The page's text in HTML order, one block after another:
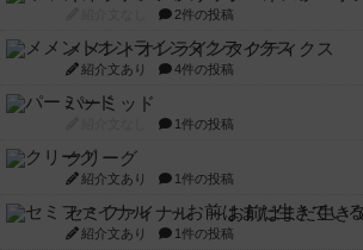
2件の投稿
メメントオンラインタクティクス
紹介文あり 4件の投稿
パーミッド
1件の投稿
クリーグ
紹介文あり 1件の投稿
セミファイナル ～お前はまだ生き
紹介文あり 1件の投稿